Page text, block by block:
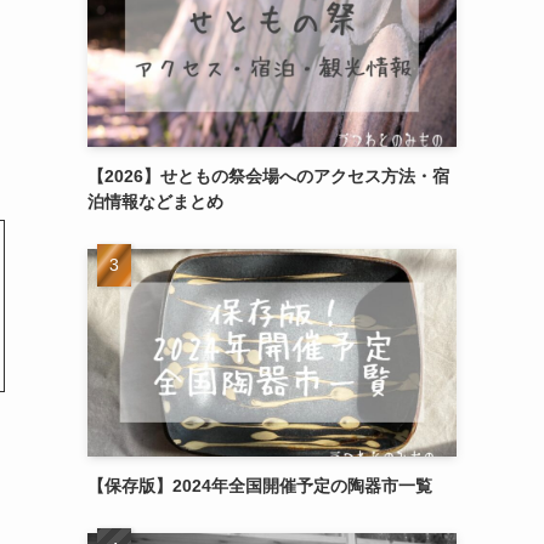
【2026】せともの祭会場へのアクセス方法・宿
泊情報などまとめ
【保存版】2024年全国開催予定の陶器市一覧